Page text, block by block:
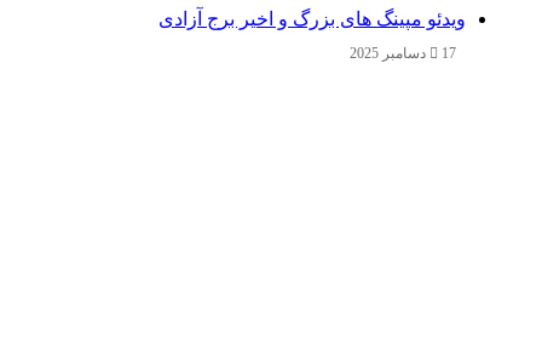
ویدئو مپینگ های بزرگ و اخیر برج آزادی
17 دسامبر 2025